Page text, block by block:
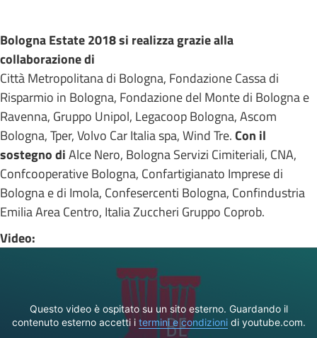
Bologna Estate 2018 si realizza grazie alla
collaborazione di
Città Metropolitana di Bologna, Fondazione Cassa di
Risparmio in Bologna, Fondazione del Monte di Bologna e
Ravenna, Gruppo Unipol, Legacoop Bologna, Ascom
Bologna, Tper, Volvo Car Italia spa, Wind Tre.Con il
sostegno diAlce Nero, Bologna Servizi Cimiteriali, CNA,
Confcooperative Bologna, Confartigianato Imprese di
Bologna e di Imola, Confesercenti Bologna, Confindustria
Emilia Area Centro, Italia Zuccheri Gruppo Coprob.
Video:
Questo video è ospitato su un sito esterno. Guardando il
contenuto esterno accetti i termini e condizionidi youtube.com.